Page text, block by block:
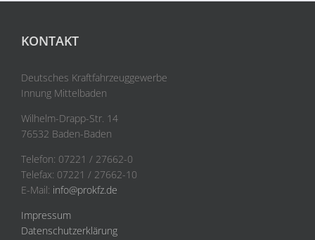
KONTAKT
Deutsches Kraftfahrzeuggewerbe
Innung Mittelbaden
Wilhelm-Drapp-Str. 14
76532 Baden-Baden
Telefon: 07221 / 27662-0
Telefax: 07221 / 27662-10
E-Mail: info@prokfz.de
Impressum
Datenschutzerklärung